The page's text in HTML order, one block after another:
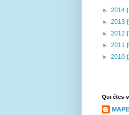
► 2014
► 2013
► 2012
► 2011
► 2010
Qui êtes-